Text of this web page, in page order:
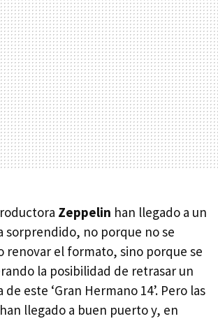
Zeppelin han llegado a un
sorprendido, no porque no se
renovar el formato, sino porque se
la posibilidad de retrasar un
este ‘Gran Hermano 14’. Pero las
llegado a buen puerto y, en